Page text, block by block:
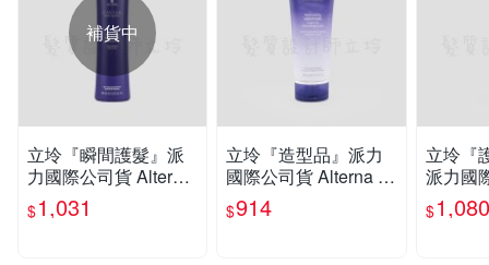
補貨中
立坽『瞬間護髮』派
力國際公司貨 Alterna
CAVIAR洗護系列 魚
子保濕護髮劑250ml H
$1,031
立坽『造型品』派力
國際公司貨 Alterna C
AVIAR 魚子保濕凍10
0ml HH02 HM16
$914
立坽『
派力國
na
魚子活
$1,080